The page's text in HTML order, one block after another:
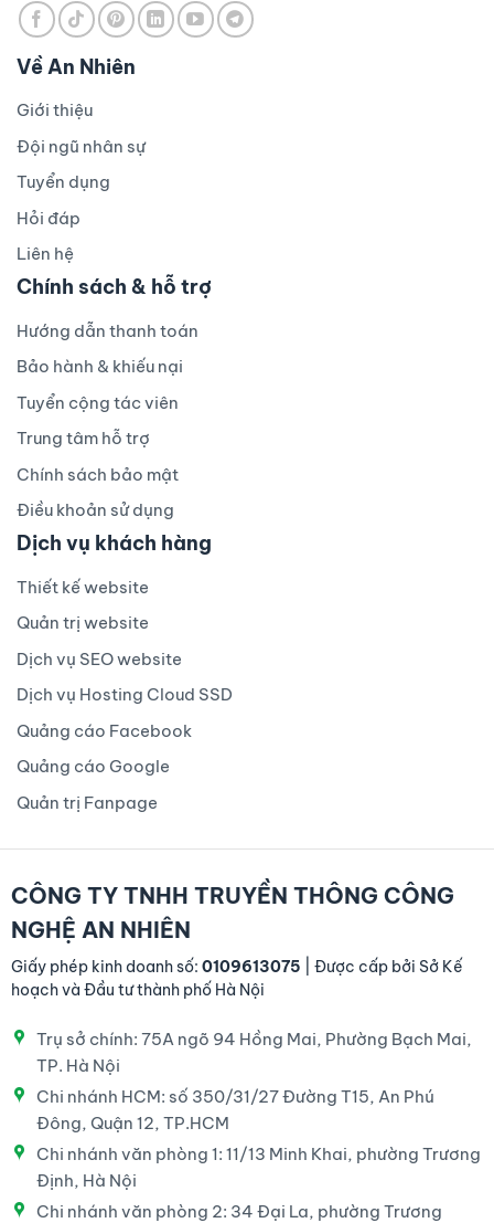
Về An Nhiên
Giới thiệu
Đội ngũ nhân sự
Tuyển dụng
Hỏi đáp
Liên hệ
Chính sách & hỗ trợ
Hướng dẫn thanh toán
Bảo hành & khiếu nại
Tuyển cộng tác viên
Trung tâm hỗ trợ
Chính sách bảo mật
Điều khoản sử dụng
Dịch vụ khách hàng
Thiết kế website
Quản trị website
Dịch vụ SEO website
Dịch vụ Hosting Cloud SSD
Quảng cáo Facebook
Quảng cáo Google
Quản trị Fanpage
CÔNG TY TNHH TRUYỀN THÔNG CÔNG
NGHỆ AN NHIÊN
Giấy phép kinh doanh số: 0109613075 | Được cấp bởi Sở Kế
hoạch và Đầu tư thành phố Hà Nội
Trụ sở chính: 75A ngõ 94 Hồng Mai, Phường Bạch Mai,
TP. Hà Nội
Chi nhánh HCM: số 350/31/27 Đường T15, An Phú
Đông, Quận 12, TP.HCM
Chi nhánh văn phòng 1: 11/13 Minh Khai, phường Trương
Định, Hà Nội
Chi nhánh văn phòng 2: 34 Đại La, phường Trương